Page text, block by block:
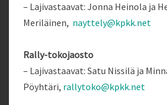
– Lajivastaavat: Jonna Heinola ja
Meriläinen, nayttely@kpkk.net
Rally-tokojaosto
– Lajivastaavat: Satu Nissilä ja
Pöyhtäri, rallytoko@kpkk.net